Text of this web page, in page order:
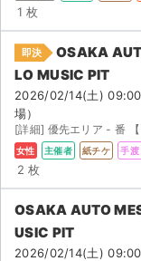
不正転売禁止法につ
チケットジャムの取り
音楽情報
1 枚
即決
OSAKA
LO MUSIC PIT
2026/02/14(土) 09:00
場）
[詳細] 優先エリア - 番
女性 主催者 紙チケ 手渡
2 枚
OSAKA AUTO
USIC PIT
2026/02/14(土) 09:00